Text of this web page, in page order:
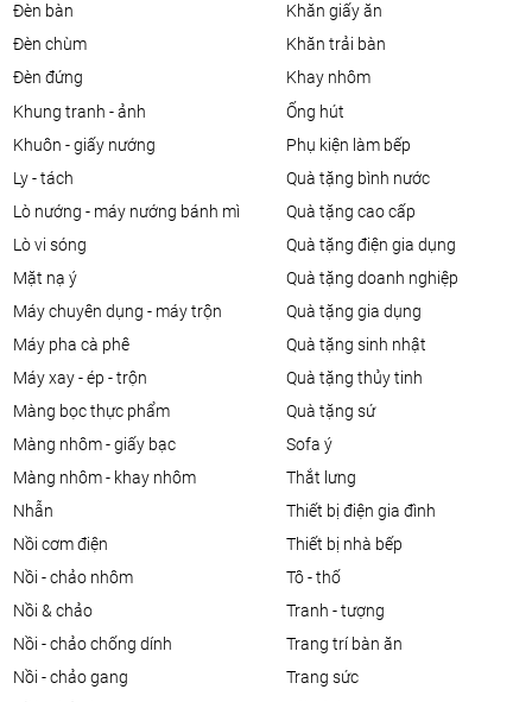
đèn bàn
đèn chùm
đèn đứng
khăn giấy ăn
khăn trải bàn
khay nhôm
khung tranh - ảnh
khuôn - giấy nướng
ly - tách
lò nướng - máy nướng bánh mì
lò vi sóng
mặt nạ ý
máy chuyên dụng - máy trộn
máy pha cà phê
máy xay - ép - trộn
màng bọc thực phẩm
màng nhôm - giấy bạc
màng nhôm - khay nhôm
nhẫn
nồi cơm điện
nồi - chảo nhôm
nồi & chảo
nồi - chảo chống dính
nồi - chảo gang
ống hút
phụ kiện làm bếp
quà tặng bình nước
quà tặng cao cấp
quà tặng điện gia dụng
quà tặng doanh nghiệp
quà tặng gia dụng
quà tặng sinh nhật
quà tặng thủy tinh
quà tặng sứ
sofa ý
thắt lưng
thiết bị điện gia đình
thiết bị nhà bếp
tô - thố
tranh - tượng
trang trí bàn ăn
trang sức